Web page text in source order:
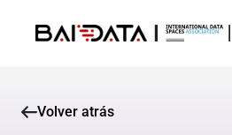
Volver atrás